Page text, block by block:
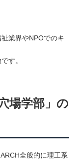
業界やNPOでのキ
す。
場学部」の
全般的に理工系